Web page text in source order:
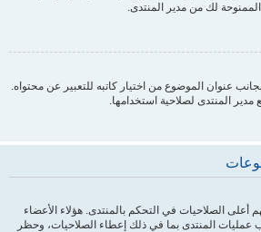
لك من مدير المنتدى.
عنوان الموضوع من اختيار كاتبه للتعبير عن محتواه.
المنتدى لصلاحية استخدامها.
أعلى الصلاحيات في التحكم بالمنتدى. هؤلاء الأعضاء
عمليات المنتدى بما في ذلك إعطاء الصلاحيات، وحظر